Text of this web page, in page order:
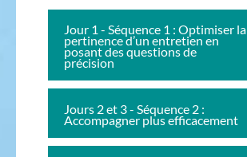
Jour 1 - Séquence 1 : Optimiser la
pertinence d’un entretien en
posant des questions de
précision
Jours 2 et 3 - Séquence 2 :
Accompagner plus efficacement